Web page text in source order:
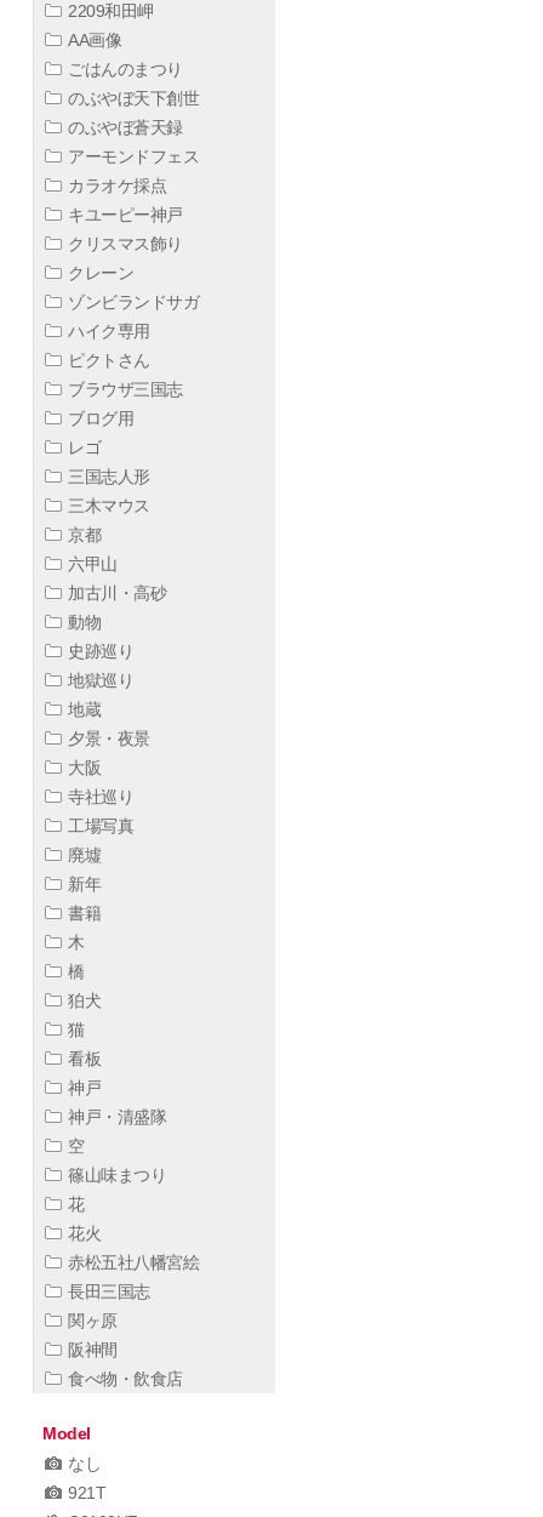
2209和田岬
AA画像
ごはんのまつり
のぶやぼ天下創世
のぶやぼ蒼天録
アーモンドフェス
カラオケ採点
キユーピー神戸
クリスマス飾り
クレーン
ゾンビランドサガ
ハイク専用
ピクトさん
ブラウザ三国志
ブログ用
レゴ
三国志人形
三木マウス
京都
六甲山
加古川・高砂
動物
史跡巡り
地獄巡り
地蔵
夕景・夜景
大阪
寺社巡り
工場写真
廃墟
新年
書籍
木
橋
狛犬
猫
看板
神戸
神戸・清盛隊
空
篠山味まつり
花
花火
赤松五社八幡宮絵
長田三国志
関ヶ原
阪神間
食べ物・飲食店
Model
なし
921T